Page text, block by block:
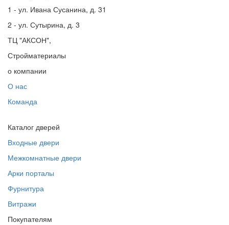
1 - ул. Ивана Сусанина, д. 31
2 - ул. Сутырина, д. 3
ТЦ "АКСОН",
Стройматериалы
о компании
О нас
Команда
Каталог дверей
Входные двери
Межкомнатные двери
Арки порталы
Фурнитура
Витражи
Покупателям